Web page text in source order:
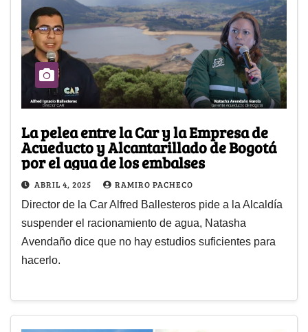
La pelea entre la Car y la Empresa de
Acueducto y Alcantarillado de Bogotá
por el agua de los embalses
ABRIL 4, 2025 RAMIRO PACHECO
Director de la Car Alfred Ballesteros pide a la Alcaldía
suspender el racionamiento de agua, Natasha
Avendaño dice que no hay estudios suficientes para
hacerlo.